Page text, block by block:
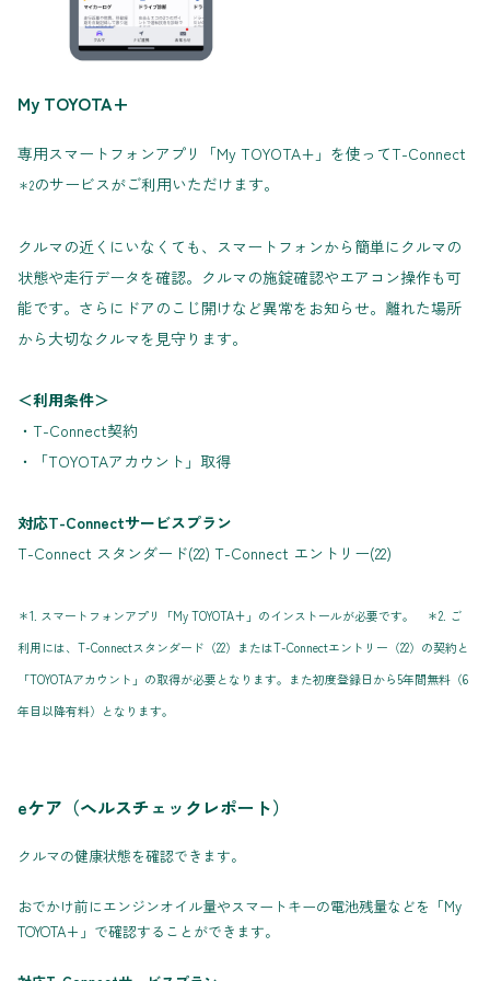
My TOYOTA+
専用スマートフォンアプリ「My TOYOTA+」を使ってT-Connect
＊2のサービスがご利用いただけます。
クルマの近くにいなくても、スマートフォンから簡単にクルマの
状態や走行データを確認。クルマの施錠確認やエアコン操作も可
能です。さらにドアのこじ開けなど異常をお知らせ。離れた場所
から大切なクルマを見守ります。
＜利用条件＞
・T-Connect契約
・「TOYOTAアカウント」取得
対応T-Connectサービスプラン
T-Connect スタンダード(22) T-Connect エントリー(22)
＊1. スマートフォンアプリ「My TOYOTA+」のインストールが必要です。 ＊2. ご
利用には、T-Connectスタンダード（22）またはT-Connectエントリー（22）の契約と
「TOYOTAアカウント」の取得が必要となります。また初度登録日から5年間無料（6
年目以降有料）となります。
eケア（ヘルスチェックレポート）
クルマの健康状態を確認できます。
おでかけ前にエンジンオイル量やスマートキーの電池残量などを「My
TOYOTA+」で確認することができます。